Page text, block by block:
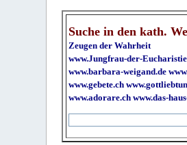
Suche in den kath.
Zeugen der Wahrheit
www.Jungfrau-der-
www.barbara-weigand.de
www.gebete.ch
www.adorare.ch www.das-